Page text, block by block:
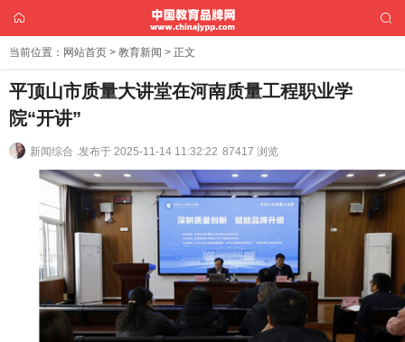
当前位置： 网站首页 > 教育新闻 > 正文
平顶山市质量大讲堂在河南质量工程职业学
院“开讲”
新闻综合 .发布于 2025-11-14 11:32:22 87417 浏览